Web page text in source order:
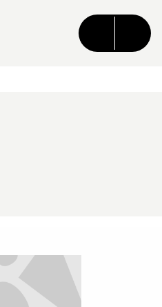
CONTENU